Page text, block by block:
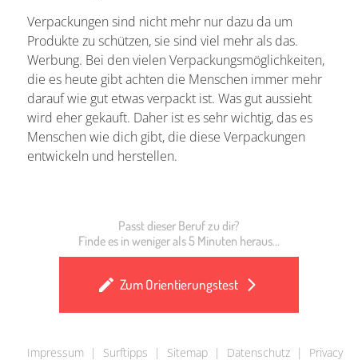
Verpackungen sind nicht mehr nur dazu da um
Produkte zu schützen, sie sind viel mehr als das.
Werbung. Bei den vielen Verpackungsmöglichkeiten,
die es heute gibt achten die Menschen immer mehr
darauf wie gut etwas verpackt ist. Was gut aussieht
wird eher gekauft. Daher ist es sehr wichtig, das es
Menschen wie dich gibt, die diese Verpackungen
entwickeln und herstellen.
Passt dieser Beruf zu dir?
Finde es in weniger als 5 Minuten heraus...
Zum Orientierungstest
Impressum | Surftipps | Sitemap| Datenschutz| Privacy